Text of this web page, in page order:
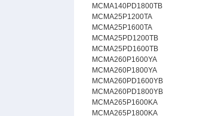
MCMA140PD1800TB
MCMA25P1200TA
MCMA25P1600TA
MCMA25PD1200TB
MCMA25PD1600TB
MCMA260P1600YA
MCMA260P1800YA
MCMA260PD1600YB
MCMA260PD1800YB
MCMA265P1600KA
MCMA265P1800KA